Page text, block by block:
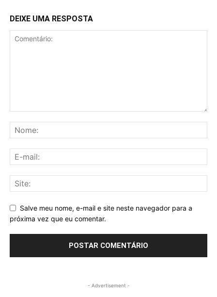
DEIXE UMA RESPOSTA
Salve meu nome, e-mail e site neste navegador para a
próxima vez que eu comentar.
- Advertisement -